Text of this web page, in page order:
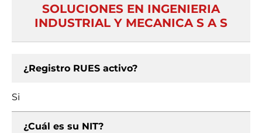
SOLUCIONES EN INGENIERIA
INDUSTRIAL Y MECANICA S A S
¿Registro RUES activo?
Si
¿Cuál es su NIT?